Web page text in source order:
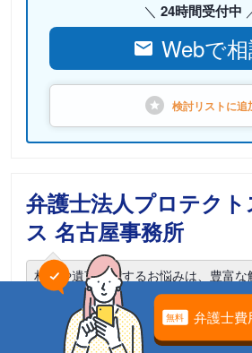
24時間受付中
Webで
検討リストに追
弁護士法人プロテク
ス 名古屋事務所
相続や遺言に関するお悩みは、豊富
務所までご相談ください。
電話相談可能 初回面談無料